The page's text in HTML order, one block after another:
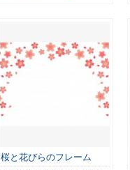
桜と花びらのフレーム